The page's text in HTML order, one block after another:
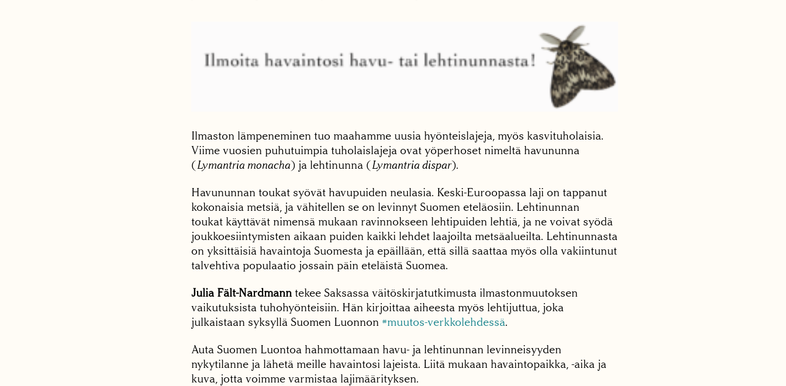
Ilmaston lämpeneminen tuo maahamme uusia hyönteislajeja, myös kasvituholaisia.
Viime vuosien puhutuimpia tuholaislajeja ovat yöperhoset nimeltä havununna
(Lymantria monacha) ja lehtinunna (Lymantria dispar).
Havununnan toukat syövät havupuiden neulasia. Keski-Euroopassa laji on tappanut
kokonaisia metsiä, ja vähitellen se on levinnyt Suomen eteläosiin. Lehtinunnan
toukat käyttävät nimensä mukaan ravinnokseen lehtipuiden lehtiä, ja ne voivat syödä
joukkoesiintymisten aikaan puiden kaikki lehdet laajoilta metsäalueilta. Lehtinunnasta
on yksittäisiä havaintoja Suomesta ja epäillään, että sillä saattaa myös olla vakiintunut
talvehtiva populaatio jossain päin eteläistä Suomea.
Julia Fält-Nardmann tekee Saksassa väitöskirjatutkimusta ilmastonmuutoksen
vaikutuksista tuhohyönteisiin. Hän kirjoittaa aiheesta myös lehtijuttua, joka
julkaistaan syksyllä Suomen Luonnon #muutos-verkkolehdessä.
Auta Suomen Luontoa hahmottamaan havu- ja lehtinunnan levinneisyyden
nykytilanne ja lähetä meille havaintosi lajeista. Liitä mukaan havaintopaikka, -aika ja
kuva, jotta voimme varmistaa lajimäärityksen.